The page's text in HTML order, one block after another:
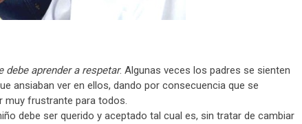
debe aprender a respetar. Algunas veces los padres se sienten
ansiaban ver en ellos, dando por consecuencia que se
muy frustrante para todos.
debe ser querido y aceptado tal cual es, sin tratar de cambiar